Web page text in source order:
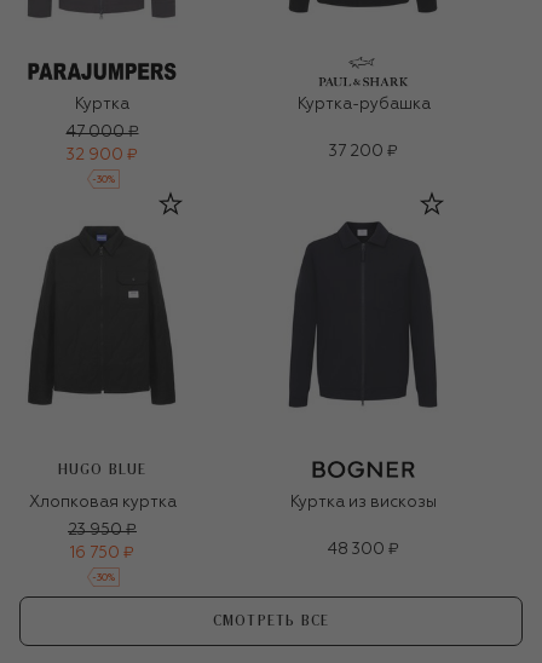
Куртка
47 000 ₽
32 900 ₽
-30%
Куртка-рубашка
37 200 ₽
HUGO BLUE
Хлопковая куртка
23 950 ₽
16 750 ₽
-30%
Куртка из вискозы
48 300 ₽
СМОТРЕТЬ ВСЕ